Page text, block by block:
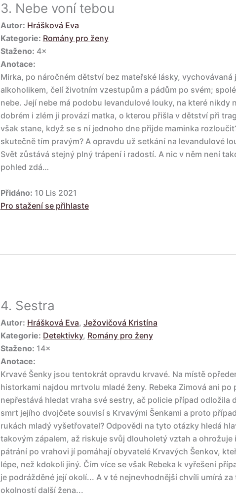
3. Nebe voní tebou
Autor: Hrášková Eva
Kategorie: Romány pro ženy
Staženo: 4×
Anotace:
Mirka, po náročném dětství bez mateřské lásky, vychovávaná
alkoholikem, čelí životním vzestupům a pádům po svém;
nebe. Její nebe má podobu levandulové louky, na které nikdy
dobrém i zlém ji provází matka, o kterou přišla v dětství při
však stane, když se s ní jednoho dne přijde maminka
skutečně tím pravým? A opravdu už setkání na levandulové
Svět zůstává stejný plný trápení i radostí. A nic v něm není
pohled zdá…
Přidáno: 10 Lis 2021
Pro stažení se přihlaste
4. Sestra
Autor: Hrášková Eva, Ježovičová Kristína
Kategorie: Detektivky, Romány pro ženy
Staženo: 14×
Anotace:
Krvavé Šenky jsou tentokrát opravdu krvavé. Na místě
historkami najdou mrtvolu mladé ženy. Rebeka Zimová ani po
nepřestává hledat vraha své sestry, ač policie případ odložila
smrt jejího dvojčete souvisí s Krvavými Šenkami a proto
rukách mladý vyšetřovatel? Odpovědi na tyto otázky hledá
takovým zápalem, až riskuje svůj dlouholetý vztah a ohrožuje
pátrání po vrahovi jí pomáhají obyvatelé Krvavých Šenkov,
lépe, než kdokoli jiný. Čím více se však Rebeka k vyřešení
je podrážděné její okolí... A v té nejnevhodnější chvíli umírá
okolností další žena...